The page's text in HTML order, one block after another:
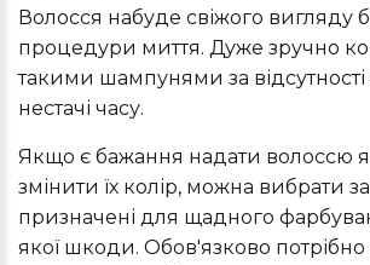
Волосся набуде свіжого вигляду
процедури миття. Дуже зручно
такими шампунями за відсутності
нестачі часу.
Якщо є бажання надати волоссю
змінити їх колір, можна вибрати
призначені для щадного
якої шкоди. Обов'язково потрібно